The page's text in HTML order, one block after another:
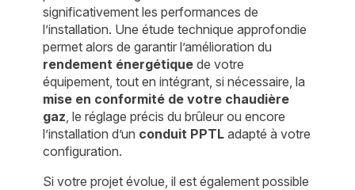
significativement les performances de
l’installation. Une étude technique approfondie
permet alors de garantir l’amélioration du
rendement énergétiquede votre
équipement, tout en intégrant, si nécessaire, la
mise en conformité de votre chaudière
gaz, le réglage précis du brûleur ou encore
l’installation d’un conduit PPTLadapté à votre
configuration.
Si votre projet évolue, il est également possible